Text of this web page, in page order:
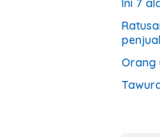
Ini 7
Orang